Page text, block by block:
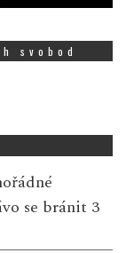
svobod
se bránit 3